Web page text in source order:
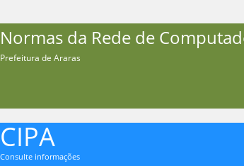
Normas da Rede de
Prefeitura de Araras
CIPA
Consulte informações